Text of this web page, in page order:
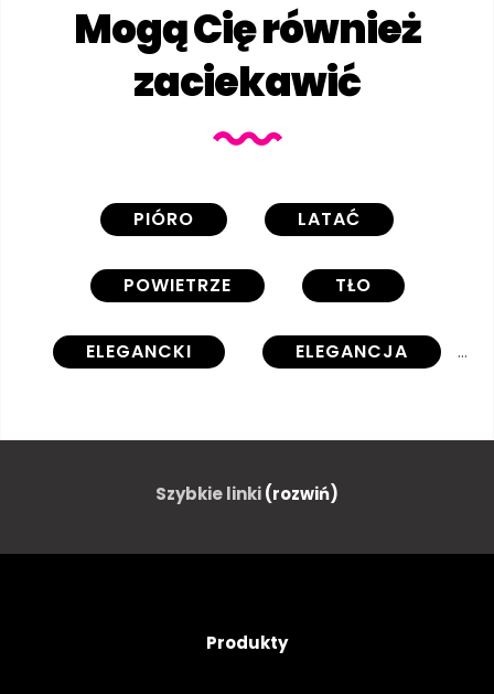
Mogą Cię również
zaciekawić
PIÓRO LATAĆ
POWIETRZE TŁO
ELEGANCKI ELEGANCJA
ILUSTRACJA REALISTYCZNY
WEKTOR GRAFICZNY
Szybkie linki(rozwiń)
Produkty